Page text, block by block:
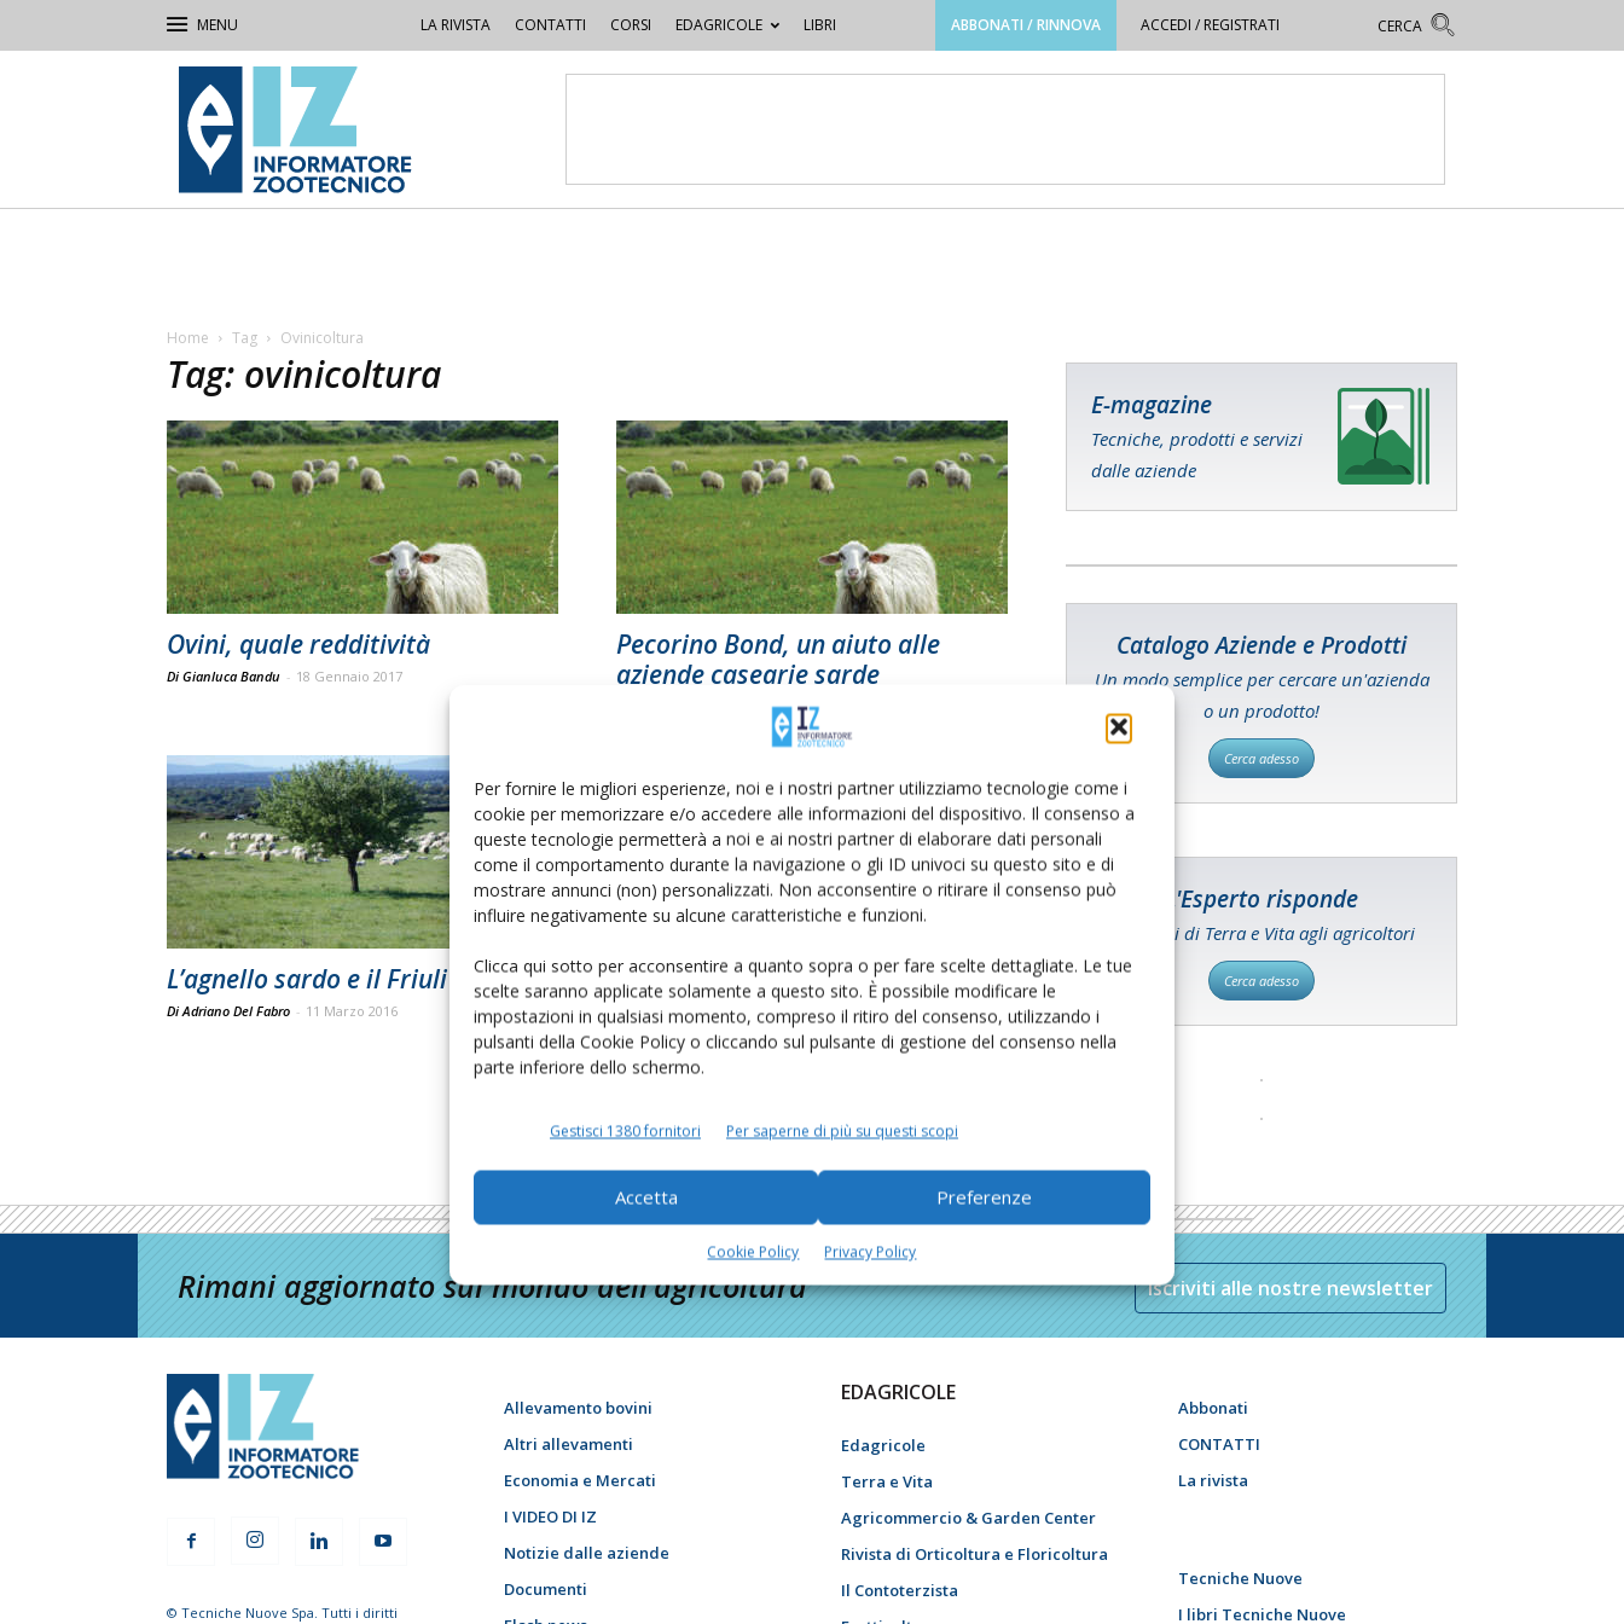
Per fornire le migliori esperienze, noi e i nostri partner utilizziamo tecnologie come i
cookie per memorizzare e/o accedere alle informazioni del dispositivo. Il consenso a
queste tecnologie permetterà a noi e ai nostri partner di elaborare dati personali
come il comportamento durante la navigazione o gli ID univoci su questo sito e di
mostrare annunci (non) personalizzati. Non acconsentire o ritirare il consenso può
influire negativamente su alcune caratteristiche e funzioni.
Clicca qui sotto per acconsentire a quanto sopra o per fare scelte dettagliate. Le tue
scelte saranno applicate solamente a questo sito. È possibile modificare le
impostazioni in qualsiasi momento, compreso il ritiro del consenso, utilizzando i
pulsanti della Cookie Policy o cliccando sul pulsante di gestione del consenso nella
parte inferiore dello schermo.
Gestisci 1380 fornitori Per saperne di più su questi scopi
Accetta Preferenze
Cookie Policy Privacy Policy
LA RIVISTA CONTATTI CORSI EDAGRICOLE LIBRI ABBONATI / RINNOVA ACCEDI / REGISTRATI
IZ
Informatore
Zootecnico
Home Tag Ovinicoltura
Tag: ovinicoltura
Ovini, quale redditività
Di Gianluca Bandu - 18 Gennaio 2017
Pecorino Bond, un aiuto alle
aziende casearie sarde
2 Settembre 2016
L’agnello sardo e il Friuli
Di Adriano Del Fabro - 11 Marzo 2016
Ovini – Benessere animale e il
pecorino è più buono
Di Loriano Delponte- 18 Gennaio 2016
E-magazine
Tecniche, prodotti e servizi
dalle aziende
Catalogo Aziende e Prodotti
Un modo semplice per cercare un'azienda
o un prodotto!
Cerca adesso
L'Esperto risponde
I consigli di Terra e Vita agli agricoltori
Cerca adesso
Rimani aggiornato sul mondo dell’agricoltura Iscriviti alle nostre newsletter
© Tecniche Nuove Spa. Tutti i diritti
Allevamento bovini
Altri allevamenti
Economia e Mercati
I VIDEO DI IZ
Notizie dalle aziende
Documenti
EDAGRICOLE
Edagricole
Terra e Vita
Agricommercio & Garden Center
Rivista di Orticoltura e Floricoltura
Il Contoterzista
Abbonati
CONTATTI
La rivista
Tecniche Nuove
I libri Tecniche Nuove